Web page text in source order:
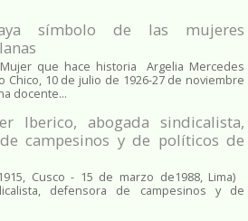
símbolo de las mujeres
que hace historia Argelia Mercedes
Chico, 10 de julio de 1926-27 de noviembre
docente...
Iberico, abogada sindicalista,
campesinos y de políticos de
Cusco - 15 de marzo de1988, Lima)
defensora de campesinos y de